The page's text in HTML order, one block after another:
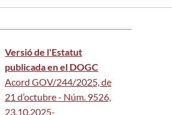
Versió de l'Estatut
publicada en el DOGC
Acord GOV/244/2025, de
21 d’octubre - Núm. 9526,
23.10.2025-